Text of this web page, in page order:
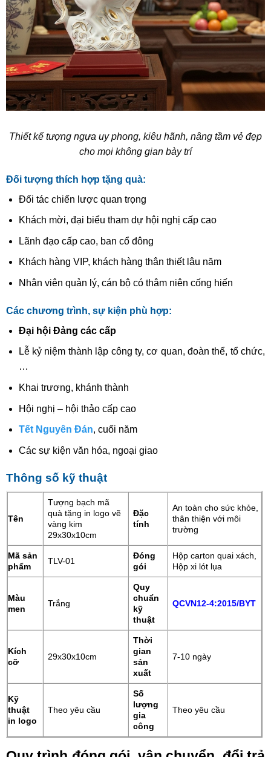
Thiết kế tượng ngựa uy phong, kiêu hãnh, nâng tầm vẻ đẹp
cho mọi không gian bày trí
Đối tượng thích hợp tặng quà:
Đối tác chiến lược quan trọng
Khách mời, đại biểu tham dự hội nghị cấp cao
Lãnh đạo cấp cao, ban cổ đông
Khách hàng VIP, khách hàng thân thiết lâu năm
Nhân viên quản lý, cán bộ có thâm niên cống hiến
Các chương trình, sự kiện phù hợp:
Đại hội Đảng các cấp
Lễ kỷ niệm thành lập công ty, cơ quan, đoàn thể, tổ chức,
…
Khai trương, khánh thành
Hội nghị – hội thảo cấp cao
Tết Nguyên Đán, cuối năm
Các sự kiện văn hóa, ngoại giao
Thông số kỹ thuật
Tên
Tượng bạch mã
quà tặng in logo vẽ
vàng kim
29x30x10cm
Đặc
tính
An toàn cho sức khỏe,
thân thiện với môi
trường
Mã sản
phẩm
TLV-01
Đóng
gói
Hộp carton quai xách,
Hộp xi lót lụa
Màu
men
Trắng
Quy
chuẩn
kỹ
thuật
QCVN12-4:2015/BYT
Kích
cỡ
29x30x10cm
Thời
gian
sản
xuất
7-10 ngày
Kỹ
thuật
in logo
Theo yêu cầu
Số
lượng
gia
công
Theo yêu cầu